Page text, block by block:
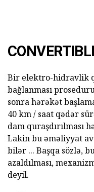
Bir elektro-hidravlik
bağlanması
sonra hərəkət
40 km / saat qədər
dam quraşdırılması
Lakin bu əməliyyat
bilər ... Başqa sözlə,
azaldılması,
deyil.